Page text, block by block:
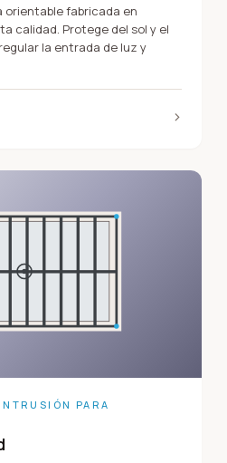
fabricada en
calidad. Protege del sol y el
la entrada de luz y
›
PARA